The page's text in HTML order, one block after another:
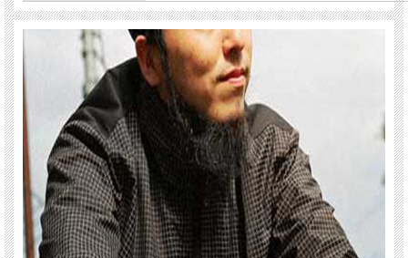
た目ですので、カジュアルに合わせてコーディネートしやすいライトアウターで
す。チノパンなどにサラッとあわせれる万能アウターです。
S・M展開
綿75％ ポリエステル25％
別地(襟)：綿61％ ポリエステル38％ ポリウレタン1％